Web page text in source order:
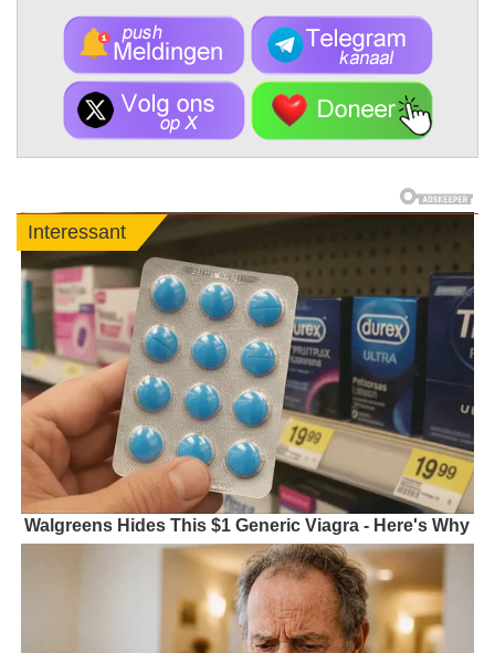
Interessant
Walgreens Hides This $1 Generic Viagra - Here's Why